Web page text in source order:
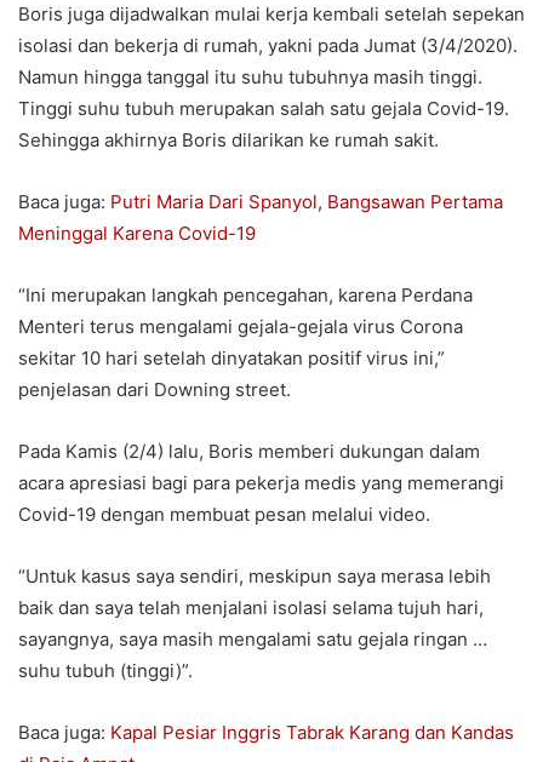
Boris juga dijadwalkan mulai kerja kembali setelah sepekan
isolasi dan bekerja di rumah, yakni pada Jumat (3/4/2020).
Namun hingga tanggal itu suhu tubuhnya masih tinggi.
Tinggi suhu tubuh merupakan salah satu gejala Covid-19.
Sehingga akhirnya Boris dilarikan ke rumah sakit.
Baca juga: Putri Maria Dari Spanyol, Bangsawan Pertama
Meninggal Karena Covid-19
“Ini merupakan langkah pencegahan, karena Perdana
Menteri terus mengalami gejala-gejala virus Corona
sekitar 10 hari setelah dinyatakan positif virus ini,”
penjelasan dari Downing street.
Pada Kamis (2/4) lalu, Boris memberi dukungan dalam
acara apresiasi bagi para pekerja medis yang memerangi
Covid-19 dengan membuat pesan melalui video.
“Untuk kasus saya sendiri, meskipun saya merasa lebih
baik dan saya telah menjalani isolasi selama tujuh hari,
sayangnya, saya masih mengalami satu gejala ringan …
suhu tubuh (tinggi)”.
Baca juga: Kapal Pesiar Inggris Tabrak Karang dan Kandas